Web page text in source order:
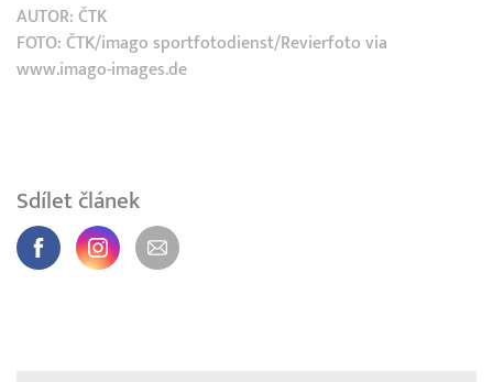
AUTOR: ČTK
FOTO: ČTK/imago sportfotodienst/Revierfoto via
www.imago-images.de
Sdílet článek